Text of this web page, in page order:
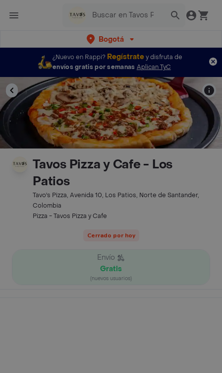
Bogotá
¿Nuevo en Rappi? Regístratey disfruta de
envíos gratis por semanas Aplican TyC
Tavos Pizza y Cafe - Los
Patios
Tavo's Pizza, Avenida 10, Los Patios, Norte de Santander,
Colombia
Pizza - Tavos Pizza y Cafe
Cerrado por hoy
Envío
Gratis
(nuevos usuarios)